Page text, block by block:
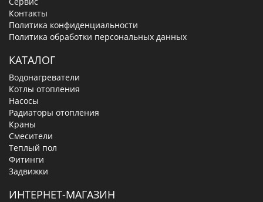
Контакты
Политика конфиденциальности
Политика обработки персональных данных
КАТАЛОГ
Водонагреватели
Котлы отопления
Насосы
Радиаторы отопления
Краны
Смесители
Теплый пол
Фитинги
Задвижки
ИНТЕРНЕТ-МАГАЗИН